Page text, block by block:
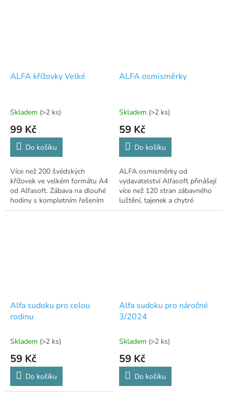
ALFA křížovky Velké
Skladem (>2 ks)
99 Kč
Do košíku
Více než 200 švédských
křížovek ve velkém formátu A4
od Alfasoft. Zábava na dlouhé
hodiny s kompletním řešením
na konci! ✏️
ALFA osmisměrky
Skladem (>2 ks)
59 Kč
Do košíku
ALFA osmisměrky od
vydavatelství Alfasoft přinášejí
více než 120 stran zábavného
luštění, tajenek a chytré
relaxace ve formátu A5.
Alfa sudoku pro celou
rodinu
Skladem (>2 ks)
59 Kč
Do košíku
Alfa sudoku pro náročné
3/2024
Skladem (>2 ks)
59 Kč
Do košíku